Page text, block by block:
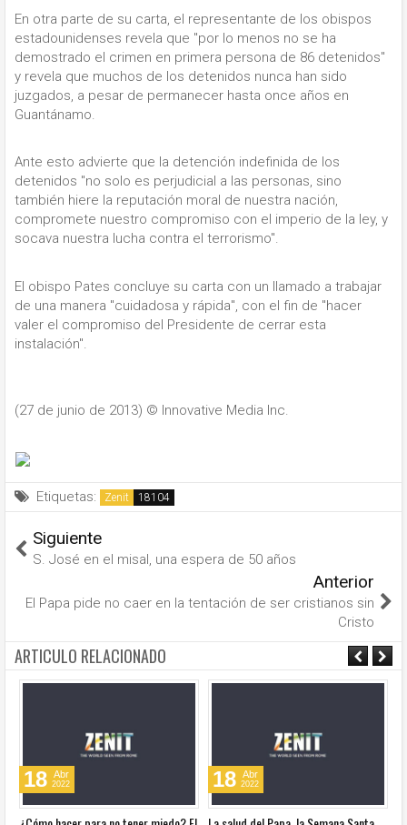
En otra parte de su carta, el representante de los obispos
estadounidenses revela que "por lo menos no se ha
demostrado el crimen en primera persona de 86 detenidos"
y revela que muchos de los detenidos nunca han sido
juzgados, a pesar de permanecer hasta once años en
Guantánamo.
Ante esto advierte que la detención indefinida de los
detenidos "no solo es perjudicial a las personas, sino
también hiere la reputación moral de nuestra nación,
compromete nuestro compromiso con el imperio de la ley, y
socava nuestra lucha contra el terrorismo".
El obispo Pates concluye su carta con un llamado a trabajar
de una manera "cuidadosa y rápida", con el fin de "hacer
valer el compromiso del Presidente de cerrar esta
instalación".
(27 de junio de 2013) © Innovative Media Inc.
Etiquetas: Zenit
Siguiente
S. José en el misal, una espera de 50 años
Anterior
El Papa pide no caer en la tentación de ser cristianos sin
Cristo
ARTICULO RELACIONADO
18 Abr
2022 18 Abr
2022